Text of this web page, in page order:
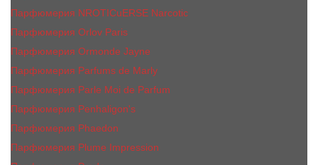
Парфюмерия NROTICuERSE Narcotic
Парфюмерия Orlov Paris
Парфюмерия Ormonde Jayne
Парфюмерия Parfums de Marly
Парфюмерия Parle Moi de Parfum
Парфюмерия Penhaligon's
Парфюмерия Phaedon
Парфюмерия Plume Impression